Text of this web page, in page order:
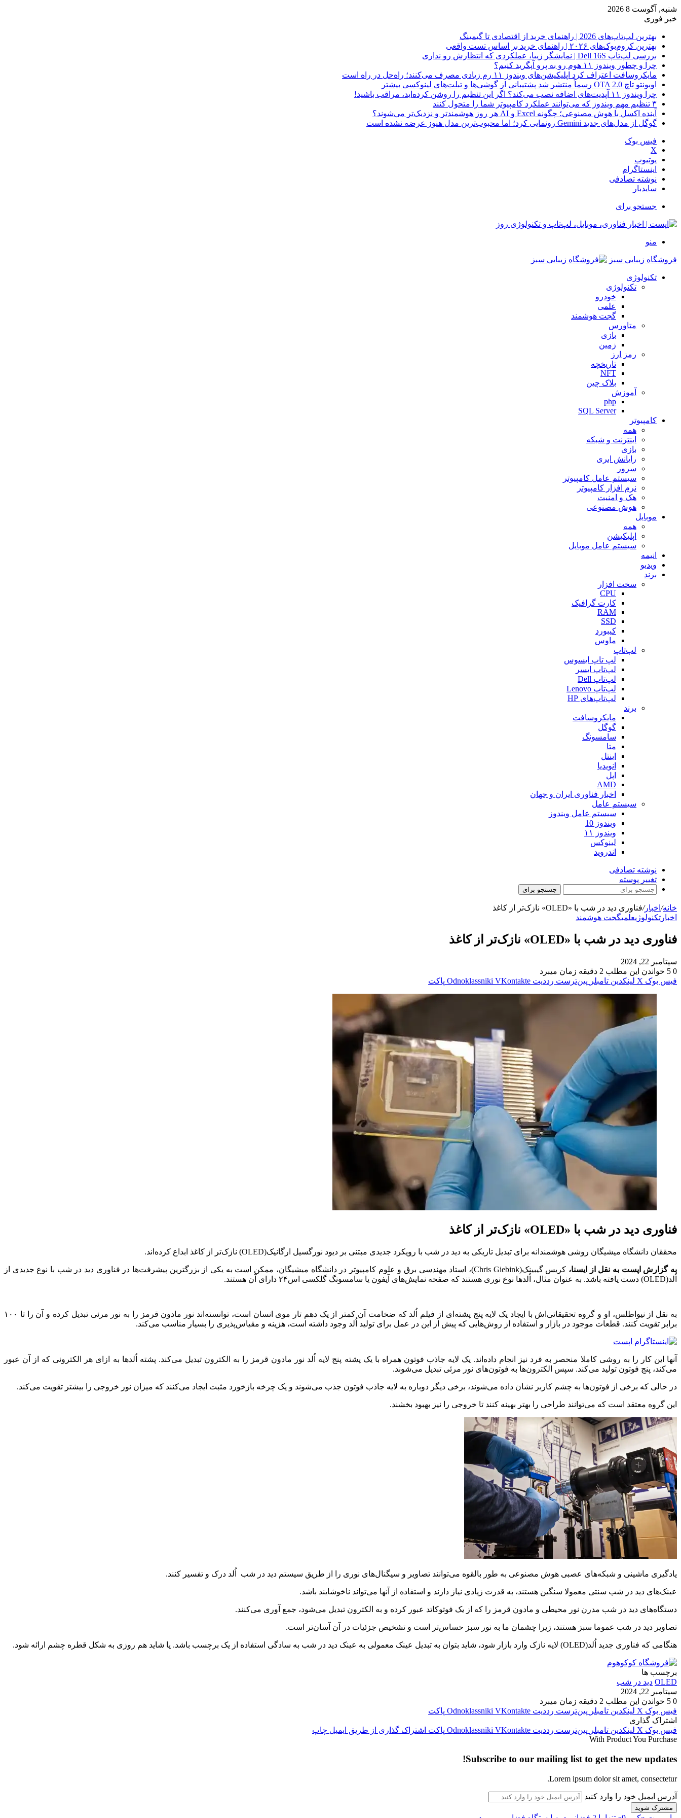
شنبه, آگوست 8 2026
خبر فوری
بهترین لپ‌تاپ‌های 2026 | راهنمای خرید از اقتصادی تا گیمینگ
بهترین کروم‌بوک‌های ۲۰۲۶ | راهنمای خرید بر اساس تست واقعی
بررسی لپ‌تاپ Dell 16S | نمایشگر زیبا، عملکردی که انتظارش رو نداری
چرا و چطور ویندوز ۱۱ هوم رو به پرو آپگرید کنیم؟
مایکروسافت اعتراف کرد اپلیکیشن‌های ویندوز ۱۱ رم زیادی مصرف می‌کنند؛ راه‌حل در راه است
اوبونتو تاچ OTA 2.0 رسماً منتشر شد پشتیبانی از گوشی‌ها و تبلت‌های لینوکسی بیشتر
چرا ویندوز ۱۱ آپدیت‌های اضافه نصب می‌کند؟ اگر این تنظیم را روشن کرده‌اید، مراقب باشید!
۳ تنظیم مهم ویندوز که می‌توانند عملکرد کامپیوتر شما را متحول کنند
آینده اکسل با هوش مصنوعی؛ چگونه Excel و AI هر روز هوشمندتر و نزدیک‌تر می‌شوند؟
گوگل از مدل‌های جدید Gemini رونمایی کرد؛ اما محبوب‌ترین مدل هنوز عرضه نشده است
فیس بوک
X
یوتیوب
اینستاگرام
نوشته تصادفی
سایدبار
جستجو برای
منو
فروشگاه زیبایی سبز
تکنولوژی
تکنولوژی
خودرو
علمی
گجت هوشمند
متاورس
بازی
زمین
رمز ارز
تاریخچه
NFT
بلاک چین
آموزش
php
SQL Server
کامپیوتر
همه
اینترنت و شبکه
بازی
رایانش ابری
سرور
سیستم عامل کامپیوتر
نرم افزار کامپیوتر
هک و امنیت
هوش مصنوعی
موبایل
همه
اپلیکیشن
سیستم عامل موبایل
انیمه
ویدیو
برند
سخت افزار
CPU
کارت گرافیک
RAM
SSD
کیبورد
ماوس
لپ‌تاپ
لپ تاپ ایسوس
لپ‌تاپ ایسر
لپ‌تاپ Dell
لپ‌تاپ Lenovo
لپ‌تاپ‌های HP
برند
مایکروسافت
گوگل
سامسونگ
متا
اینتل
انویدیا
اپل
AMD
اخبار فناوری ایران و جهان
سیستم عامل
سیستم عامل ویندوز
ویندوز 10
ویندوز ۱۱
لینوکس
اندروید
نوشته تصادفی
تغییر پوسته
جستجو برای
خانه/ اخبار/فناوری دید در شب با «OLED» نازک‌تر از کاغذ
اخبار تکنولوژیعلمیگجت هوشمند
فناوری دید در شب با «OLED» نازک‌تر از کاغذ
سپتامبر 22, 2024
0
خواندن این مطلب 2 دقیقه زمان میبرد
فیس بوک X لینکدین ‫تامبلر ‫پین‌ترست ‫رددیت ‫VKontakte
‫Odnoklassniki پاکت
فناوری دید در شب با «OLED» نازک‌تر از کاغذ
محققان دانشگاه میشیگان روشی هوشمندانه برای تبدیل تاریکی به دید در شب با رویکرد جدیدی مبتنی بر دیود نورگسیل ارگانیک(OLED) نازک‌تر از کاغذ ابداع کرده‌اند.
به گزارش اپست به نقل از ایسنا،
کریس گیبینک(Chris Giebink)، استاد مهندسی برق و علوم کامپیوتر در دانشگاه میشیگان، ممکن است به یکی از بزرگترین پیشرفت‌ها در فناوری دید در شب با نوع جدیدی از
اُلد(OLED) دست یافته باشد. به عنوان مثال، اُلدها نوع نوری هستند که صفحه نمایش‌های آیفون یا سامسونگ گلکسی اس‌۲۴ دارای آن هستند.
به نقل از نیواطلس، او و گروه تحقیقاتی‌اش با ایجاد یک لایه پنج پشته‌ای از فیلم اُلد که ضخامت آن کمتر از یک دهم تار موی انسان است، توانسته‌اند نور مادون قرمز را به نور مرئی تبدیل کرده و آن را تا ۱۰۰
برابر تقویت کنند. قطعات موجود در بازار و استفاده از روش‌هایی که پیش از این در عمل برای تولید اُلد وجود داشته است، هزینه و مقیاس‌پذیری را بسیار مناسب می‌کند.
آنها این کار را به روشی کاملا منحصر به فرد نیز انجام داده‌اند. یک لایه جاذب فوتون همراه با یک پشته پنج لایه اُلد نور مادون قرمز را به الکترون تبدیل می‌کند. پشته اُلدها به ازای هر الکترونی که از آن عبور
می‌کند، پنج فوتون تولید می‌کند. سپس الکترون‌ها به فوتون‌های نور مرئی تبدیل می‌شوند.
در حالی که برخی از فوتون‌ها به چشم کاربر نشان داده می‌شوند، برخی دیگر دوباره به لایه جاذب فوتون جذب می‌شوند و یک چرخه بازخورد مثبت ایجاد می‌کنند که میزان نور خروجی را بیشتر تقویت می‌کند.
این گروه معتقد است که می‌توانند طراحی را بهتر بهینه کنند تا خروجی را نیز بهبود بخشند.
یادگیری ماشینی و شبکه‌های عصبی هوش مصنوعی به طور بالقوه می‌توانند تصاویر و سیگنال‌های نوری را از طریق سیستم دید در شب اُلد درک و تفسیر کنند.
عینک‌های دید در شب سنتی معمولا سنگین هستند، به قدرت زیادی نیاز دارند و استفاده از آنها می‌تواند ناخوشایند باشد.
دستگاه‌های دید در شب مدرن نور محیطی و مادون قرمز را که از یک فوتوکاتد عبور کرده و به الکترون تبدیل می‌شود، جمع آوری می‌کنند.
تصاویر دید در شب عموما سبز هستند، زیرا چشمان ما به نور سبز حساس‌تر است و تشخیص جزئیات در آن آسان‌تر است.
هنگامی که فناوری جدید اُلد(OLED) لایه نازک وارد بازار شود، شاید بتوان به تبدیل عینک معمولی به عینک دید در شب به سادگی استفاده از یک برچسب باشد. یا شاید هم روزی به شکل قطره چشم ارائه شود.
برچسب ها
OLED دید در شب
سپتامبر 22, 2024
0
خواندن این مطلب 2 دقیقه زمان میبرد
فیس بوک X لینکدین ‫تامبلر ‫پین‌ترست ‫رددیت ‫VKontakte
‫Odnoklassniki پاکت
اشتراک گذاری
فیس بوک X لینکدین ‫تامبلر ‫پین‌ترست ‫رددیت ‫VKontakte
‫Odnoklassniki پاکت اشتراک گذاری از طریق ایمیل چاپ
With Product You Purchase
Subscribe to our mailing list to get the new updates!
Lorem ipsum dolor sit amet, consectetur.
آدرس ایمیل خود را وارد کنید